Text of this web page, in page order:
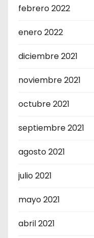
febrero 2022
enero 2022
diciembre 2021
noviembre 2021
octubre 2021
septiembre 2021
agosto 2021
julio 2021
mayo 2021
abril 2021